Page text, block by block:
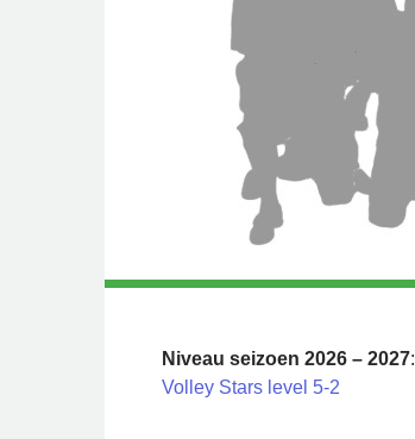
Niveau seizoen 2026 – 2027:
Volley Stars level 5-2